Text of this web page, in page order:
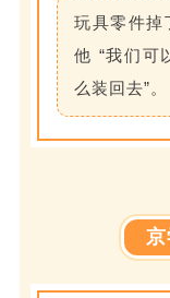
玩具零件掉
他 “我们可
么装回去”。